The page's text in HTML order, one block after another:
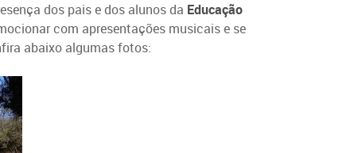
dos pais e dos alunos da Educação
com apresentações musicais e se
abaixo algumas fotos: